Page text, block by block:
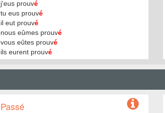
j'eus prouvé
tu eus prouvé
il eut prouvé
nous eûmes prouvé
vous eûtes prouvé
ils eurent prouvé
Passé